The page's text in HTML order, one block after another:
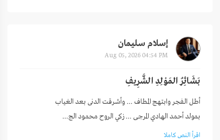
إسلام سليمان
Aug 05, 2026 04:54 PM
بَشَائِرُ المَوْلِدِ الشَّرِيفِ
بمولد أحمد الهادي المرجى ... زكي الروح محمود الج...
اقرأ النص كاملا